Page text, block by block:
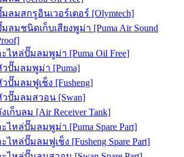
ลมสกรูอินเวอร์เตอร์ [Olymtech]
ลมชนิดเก็บเสียงพูม่า [Puma Air Sound
ะไหล่ปั๊มลมพูม่า [Puma Oil Free]
ปั๊มลมพูม่า [Puma]
ปั๊มลมฟูเช็ง [Fusheng]
ปั๊มลมสวอน [Swan]
เก็บลม [Air Receiver Tank]
ะไหล่ปั๊มลมพูม่า [Puma Spare Part]
ไหล่ปั๊มลมฟูเช็ง [Fusheng Spare Part]